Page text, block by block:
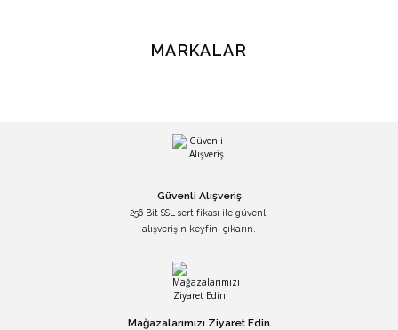
MARKALAR
Güvenli Alışveriş
256 Bit SSL sertifikası ile güvenli
alışverişin keyfini çıkarın.
Mağazalarımızı Ziyaret Edin